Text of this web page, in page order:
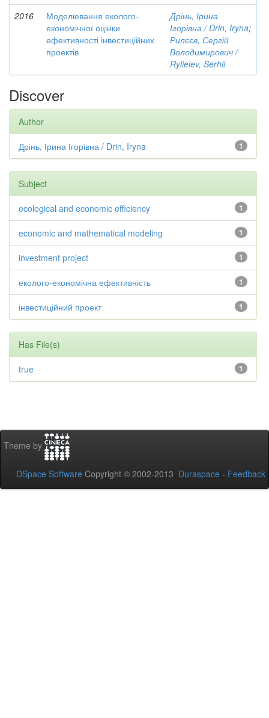
2016
Моделювання еколого-
економічної оцінки
ефективності інвестиційних
проектів
Дрінь, Ірина
Ігорівна / Drin, Iryna;
Рилєєв, Сергій
Володимирович /
Rylieiev, Serhii
Discover
Author
1
Дрінь, Ірина Ігорівна / Drin, Iryna
Subject
1
ecological and economic efficiency
1
economic and mathematical modeling
1
investment project
1
еколого-економічна ефективність
1
інвестиційний проект
Has File(s)
1
true
Theme by
DSpace Software Copyright © 2002-2013 Duraspace - Feedback